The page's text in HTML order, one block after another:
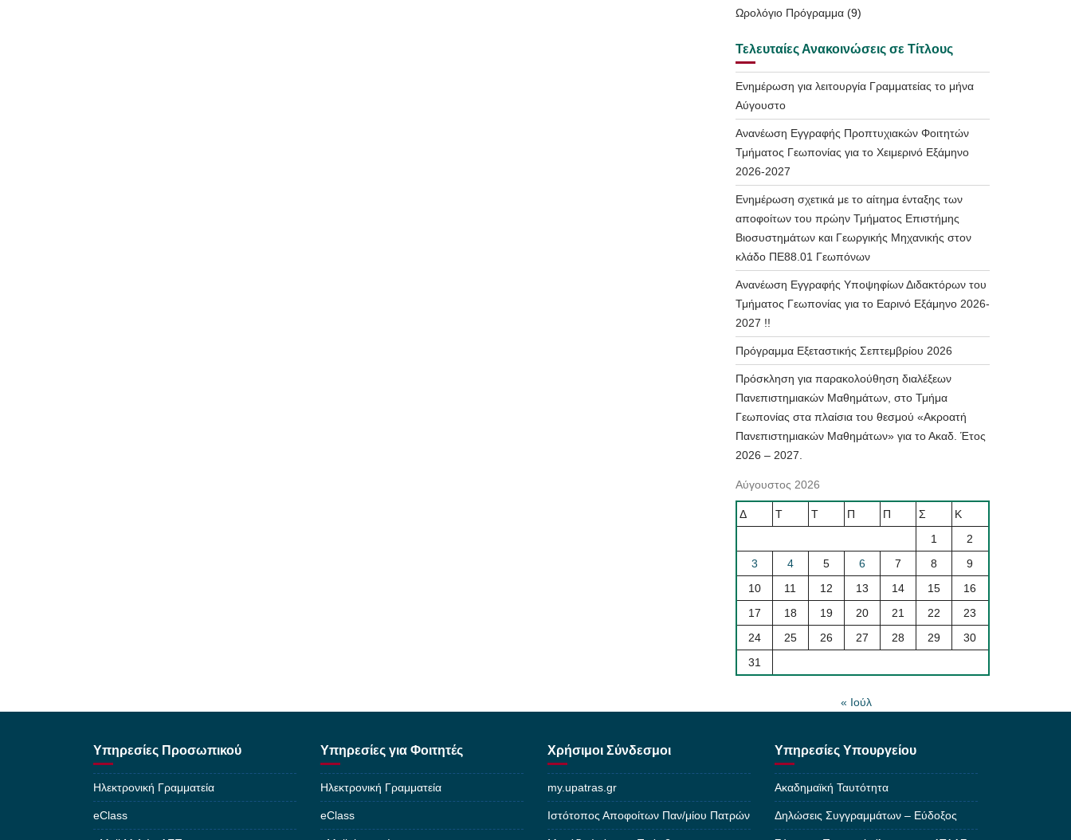
Ωρολόγιο Πρόγραμμα(9)
Τελευταίες Ανακοινώσεις σε Τίτλους
Ενημέρωση για λειτουργία Γραμματείας το μήνα
Αύγουστο
Ανανέωση Εγγραφής Προπτυχιακών Φοιτητών
Τμήματος Γεωπονίας για το Χειμερινό Εξάμηνο
2026-2027
Ενημέρωση σχετικά με το αίτημα ένταξης των
αποφοίτων του πρώην Τμήματος Επιστήμης
Βιοσυστημάτων και Γεωργικής Μηχανικής στον
κλάδο ΠΕ88.01 Γεωπόνων
Ανανέωση Εγγραφής Υποψηφίων Διδακτόρων του
Τμήματος Γεωπονίας για το Εαρινό Εξάμηνο 2026-
2027 !!
Πρόγραμμα Εξεταστικής Σεπτεμβρίου 2026
Πρόσκληση για παρακολούθηση διαλέξεων
Πανεπιστημιακών Μαθημάτων, στο Τμήμα
Γεωπονίας στα πλαίσια του θεσμού «Ακροατή
Πανεπιστημιακών Μαθημάτων» για το Ακαδ. Έτος
2026 – 2027.
Αύγουστος 2026
Δ Τ Τ Π Π Σ
Κ
1
2
3
4 5 6 7 8
9
10
11 12 13 14 15
16
17
18 19 20 21 22
23
24
25 26 27 28 29
30
31
« Ιούλ
Υπηρεσίες Προσωπικού
Ηλεκτρονική Γραμματεία
eClass
Υπηρεσίες για Φοιτητές
Ηλεκτρονική Γραμματεία
eClass
Χρήσιμοι Σύνδεσμοι
my.upatras.gr
Ιστότοπος Αποφοίτων Παν/μίου Πατρών
Υπηρεσίες Υπουργείου
Ακαδημαϊκή Ταυτότητα
Δηλώσεις Συγγραμμάτων – Εύδοξος